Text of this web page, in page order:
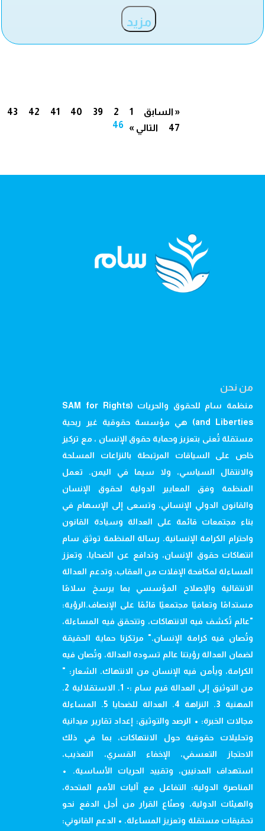
مزيد
« السابق 1
2
39
40
41
42
43
46
47 التالي »
من نحن
منظمة سام للحقوق والحريات (SAM for Rights
and Liberties) هي مؤسسة حقوقية غير ربحية
مستقلة تُعنى بتعزيز وحماية حقوق الإنسان ، مع تركيز
خاص على السياقات المرتبطة بالنزاعات المسلحة
والانتقال السياسي، ولا سيما في اليمن. تعمل
المنظمة وفق المعايير الدولية لحقوق الإنسان
والقانون الدولي الإنساني، وتسعى إلى الإسهام في
بناء مجتمعات قائمة على العدالة وسيادة القانون
واحترام الكرامة الإنسانية. رسالة المنظمة توثق سام
انتهاكات حقوق الإنسان، وتدافع عن الضحايا، وتعزز
المساءلة لمكافحة الإفلات من العقاب، وتدعم العدالة
الانتقالية والإصلاح المؤسسي بما يرسخ سلامًا
مستدامًا وتعافيًا مجتمعيًا قائمًا على الإنصاف.الرؤية:
"عالم تُكشف فيه الانتهاكات، وتتحقق فيه المساءلة،
وتُصان فيه كرامة الإنسان." مرتكزنا حماية الحقيقة
لضمان العدالة رؤيتنا عالم تسوده العدالة، وتُصان فيه
الكرامة، ويأمن فيه الإنسان من الانتهاك. الشعار: "
من التوثيق إلى العدالة قيم سام :- 1. الاستقلالية 2.
المهنية 3. النزاهة 4. العدالة للضحايا 5. المساءلة
مجالات الخبرة: • الرصد والتوثيق: إعداد تقارير ميدانية
وتحليلات حقوقية حول الانتهاكات، بما في ذلك
الاحتجاز التعسفي، الإخفاء القسري، التعذيب،
استهداف المدنيين، وتقييد الحريات الأساسية. •
المناصرة الدولية: التفاعل مع آليات الأمم المتحدة،
والهيئات الدولية، وصنّاع القرار من أجل الدفع نحو
تحقيقات مستقلة وتعزيز المساءلة. • الدعم القانوني: